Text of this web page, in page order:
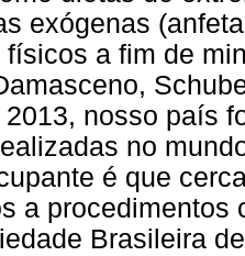
exógenas
a fim de
2013, nosso país
no
é que
a procedimentos
Brasileira